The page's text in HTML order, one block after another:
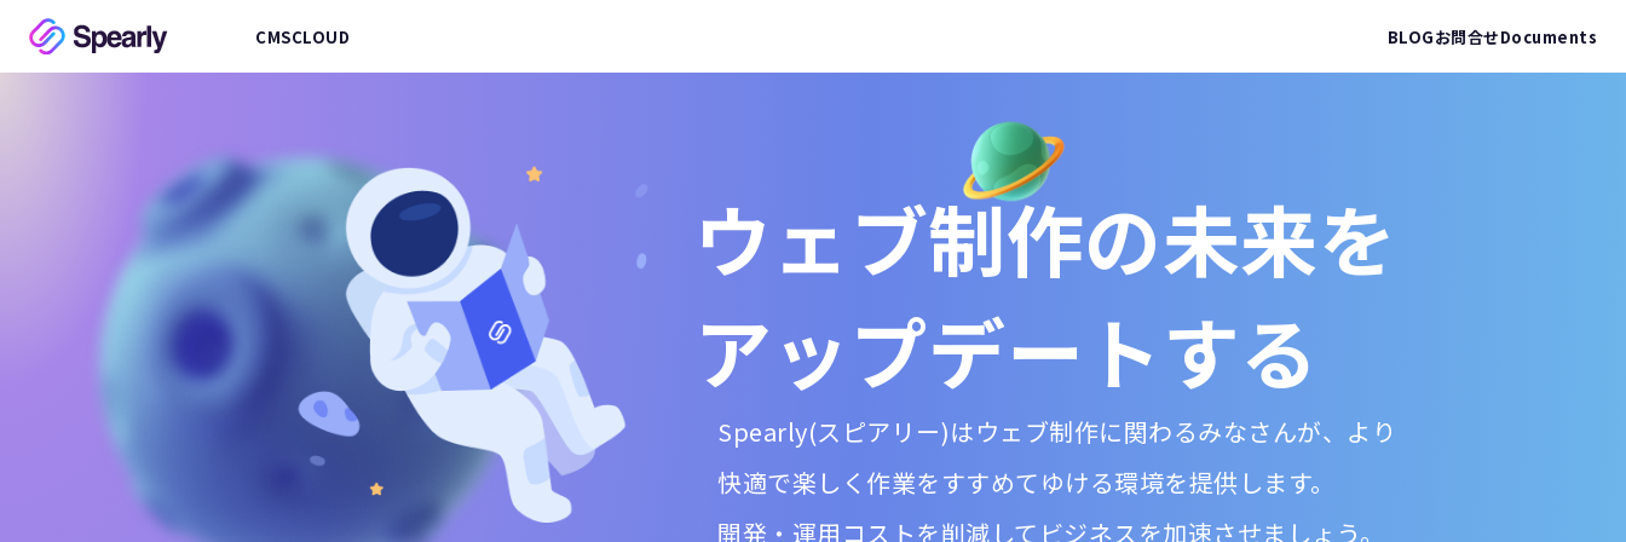
CMSCLOUD BLOGお問合せDocuments
ウェブ制作の未来を
アップデートする
Spearly(スピアリー)はウェブ制作に関わるみなさんが、より
快適で楽しく作業をすすめてゆける環境を提供します。
開発・運用コストを削減してビジネスを加速させましょう。